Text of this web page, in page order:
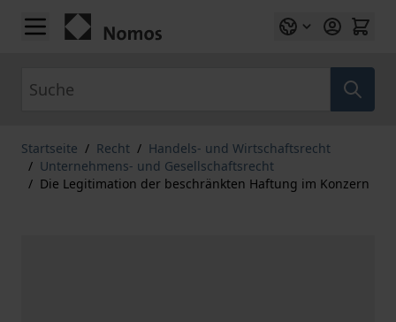
Zum Inhalt springen
Startseite / Recht / Handels- und Wirtschaftsrecht
/ Unternehmens- und Gesellschaftsrecht
/ Die Legitimation der beschränkten Haftung im Konzern